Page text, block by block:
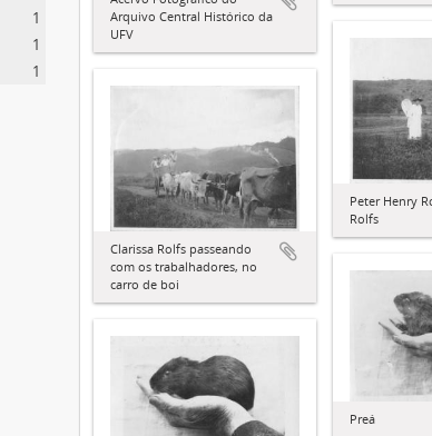
1
1
1
Arquivo Central Histórico da
UFV
Peter Henry
Rolfs
Clarissa Rolfs passeando
com os trabalhadores, no
carro de boi
Preá